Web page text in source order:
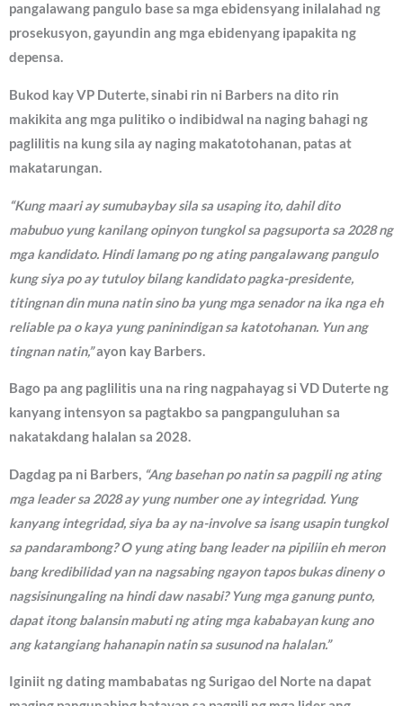
pangalawang pangulo base sa mga ebidensyang inilalahad ng
prosekusyon, gayundin ang mga ebidenyang ipapakita ng
depensa.
Bukod kay VP Duterte, sinabi rin ni Barbers na dito rin
makikita ang mga pulitiko o indibidwal na naging bahagi ng
paglilitis na kung sila ay naging makatotohanan, patas at
makatarungan.
“Kung maari ay sumubaybay sila sa usaping ito, dahil dito
mabubuo yung kanilang opinyon tungkol sa pagsuporta sa 2028 ng
mga kandidato. Hindi lamang po ng ating pangalawang pangulo
kung siya po ay tutuloy bilang kandidato pagka-presidente,
titingnan din muna natin sino ba yung mga senador na ika nga eh
reliable pa o kaya yung paninindigan sa katotohanan. Yun ang
tingnan natin,”ayon kay Barbers.
Bago pa ang paglilitis una na ring nagpahayag si VD Duterte ng
kanyang intensyon sa pagtakbo sa pangpanguluhan sa
nakatakdang halalan sa 2028.
Dagdag pa ni Barbers, “Ang basehan po natin sa pagpili ng ating
mga leader sa 2028 ay yung number one ay integridad. Yung
kanyang integridad, siya ba ay na-involve sa isang usapin tungkol
sa pandarambong? O yung ating bang leader na pipiliin eh meron
bang kredibilidad yan na nagsabing ngayon tapos bukas dineny o
nagsisinungaling na hindi daw nasabi? Yung mga ganung punto,
dapat itong balansin mabuti ng ating mga kababayan kung ano
ang katangiang hahanapin natin sa susunod na halalan.”
Iginiit ng dating mambabatas ng Surigao del Norte na dapat